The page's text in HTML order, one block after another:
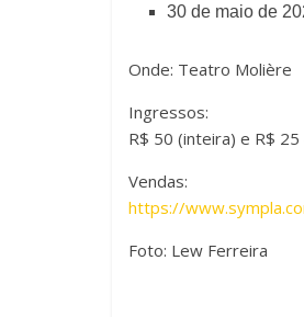
30 de maio de
Onde: Teatro Molière
Ingressos:
R$ 50 (inteira) e R$ 25
Vendas:
https://
Foto: Lew Ferreira